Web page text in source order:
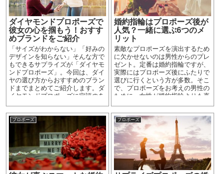
ダイヤモンドプロポーズで
彼女の心を掴もう！おすす
めブランドをご紹介
「サイズがわからない」「好みの
デザインを知らない」そんな方で
もできるサプライズが「ダイヤモ
ンドプロポーズ」。今回は、ダイ
ヤの選び方からおすすめのブラン
ドまでまとめてご紹介します。ダ
イヤモンドプロポーズに定評のあ
婚約指輪はプロポーズ後が
人気？一緒に選ぶ6つのメ
リット
素敵なプロポーズを演出するため
に欠かせないのは男性からのプレ
ゼント。定番は婚約指輪ですが、
実際にはプロポーズ後にふたりで
選びに行くという方が多数。そこ
で、プロポーズをお考えの男性の
ために、女性が婚約指輪よりも喜
プロポーズ プロポーズ